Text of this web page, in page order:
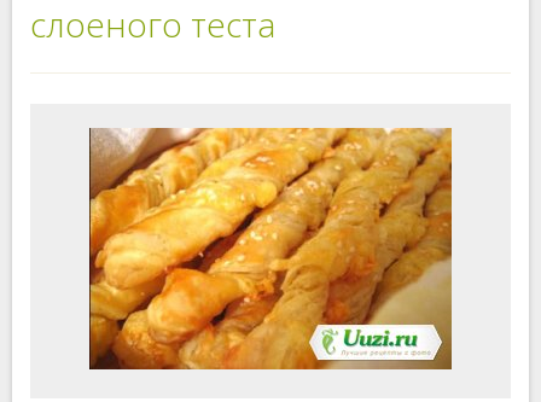
слоеного теста